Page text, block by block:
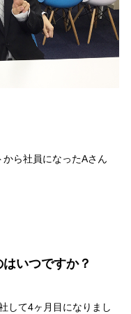
ら社員になったAさん
いつですか？
して4ヶ月目になりまし